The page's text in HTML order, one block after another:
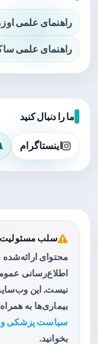
راهنمای علمی
راهنمای علمی
ما را دنبال کنید
اینستاگرام
سلب
محتوای
اطلاع‌رسانی
نیست. این
بیماری‌ها به
سیاست پزشکی
بخوانید.